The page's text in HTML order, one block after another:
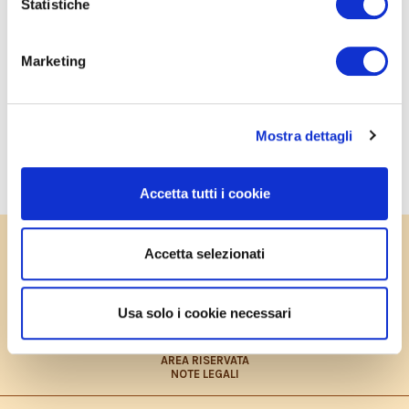
Statistiche
Marketing
Mostra dettagli
Accetta tutti i cookie
Accetta selezionati
Usa solo i cookie necessari
CONDIVIDI SU FACEBOOK
infornare e cuocere a 180° per circa 25 minuti.
PRIVACY POLICY
CONTRIBUTO FEASR
CONTATTI
LAVORA CON NOI
PRIVACY POLICY – INFORMATIVA CONSUMATORI
AREA RISERVATA
NOTE LEGALI